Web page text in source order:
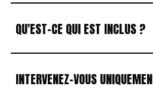
QU'EST-CE QUI EST INCLUS ?
INTERVENEZ-VOUS